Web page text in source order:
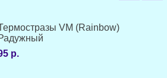
VM (Rainbow)
р.